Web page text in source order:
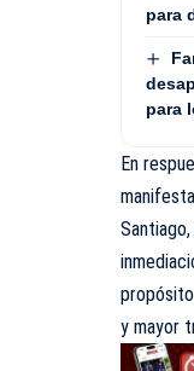
para
para
En
y mayor